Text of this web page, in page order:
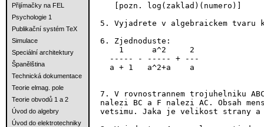
Přijímačky na FEL
Psychologie 1
Publikační systém TeX
Simulace
Speciální architektury
Španělština
Technická dokumentace
Teorie elmag. pole
Teorie obvodů 1 a 2
Úvod do algebry
Úvod do elektrotechniky
   [pozn. log(zaklad)(numero)]
5. Vyjadrete v algebraickem
6. Zjednoduste:
    1      a^2     2
  ----- - ----- + ---
  a + 1   a^2+a    a
7. V rovnostrannem trojuhelniku
nalezi BC a F nalezi AC. Obsah
vetsimu. Jaka je velikost strany a